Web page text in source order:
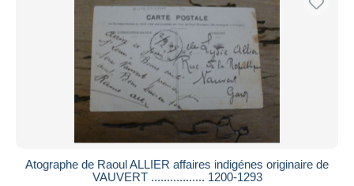
Atographe de Raoul ALLIER affaires indigénes originaire de
VAUVERT ................. 1200-1293